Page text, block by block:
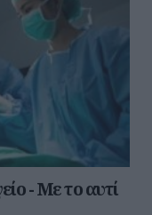
- Με το αυτί